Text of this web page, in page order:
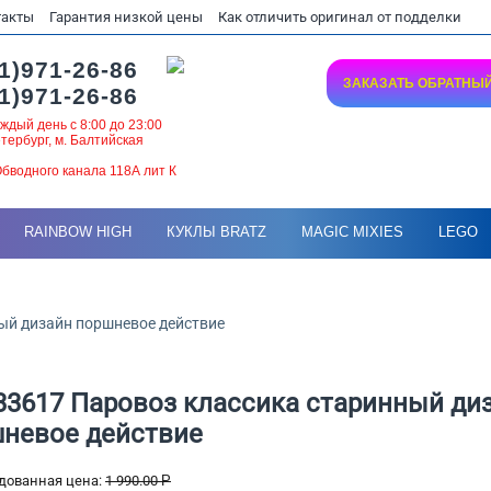
Гарантия низкой цены Как отличить оригинал от подделки
26-86
26-86
день с 8:00 до 23:00
м. Балтийская
канала 118А лит К
ЗАКАЗАТЬ
RAINBOW HIGH КУКЛЫ BRATZ MAGIC MIXIES LEGO
дизайн поршневое действие
Паровоз классика старинный
действие
цена: 1 990.00 Р